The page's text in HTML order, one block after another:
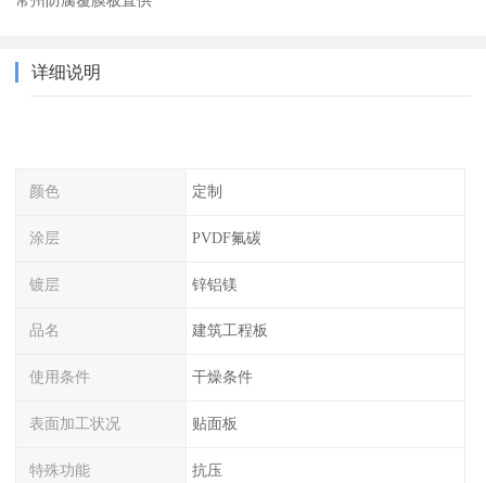
详细说明
颜色 定制
涂层 PVDF氟碳
镀层 锌铝镁
品名 建筑工程板
使用条件 干燥条件
表面加工状况 贴面板
特殊功能 抗压